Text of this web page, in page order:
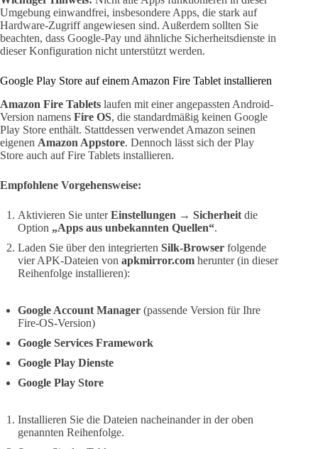
Umgebung einwandfrei, insbesondere Apps, die stark auf
Hardware-Zugriff angewiesen sind. Außerdem sollten Sie
beachten, dass Google-Pay und ähnliche Sicherheitsdienste in
dieser Konfiguration nicht unterstützt werden.
Google Play Store auf einem Amazon Fire Tablet installieren
Amazon Fire Tablets laufen mit einer angepassten Android-
Version namens Fire OS, die standardmäßig keinen Google
Play Store enthält. Stattdessen verwendet Amazon seinen
eigenen Amazon Appstore. Dennoch lässt sich der Play
Store auch auf Fire Tablets installieren.
Empfohlene Vorgehensweise:
Aktivieren Sie unterEinstellungen → Sicherheit die
Option „Apps aus unbekannten Quellen“.
Laden Sie über den integrierten Silk-Browser folgende
vier APK-Dateien von apkmirror.com herunter (in dieser
Reihenfolge installieren):
Google Account Manager (passende Version für Ihre
Fire-OS-Version)
Google Services Framework
Google Play Dienste
Google Play Store
Installieren Sie die Dateien nacheinander in der oben
genannten Reihenfolge.